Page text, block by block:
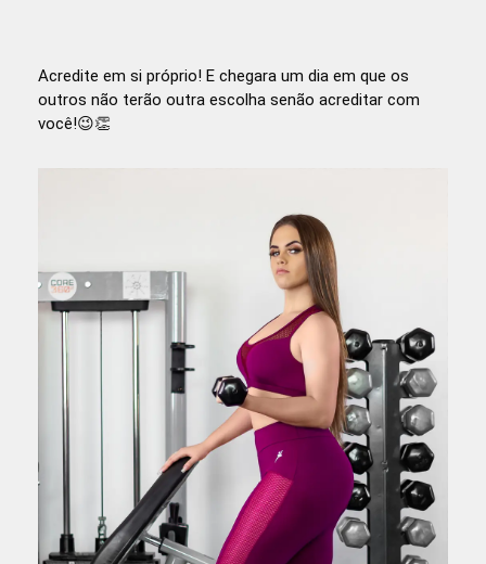
Acredite em si próprio! E chegara um dia em que os
outros não terão outra escolha senão acreditar com
você!😉👏